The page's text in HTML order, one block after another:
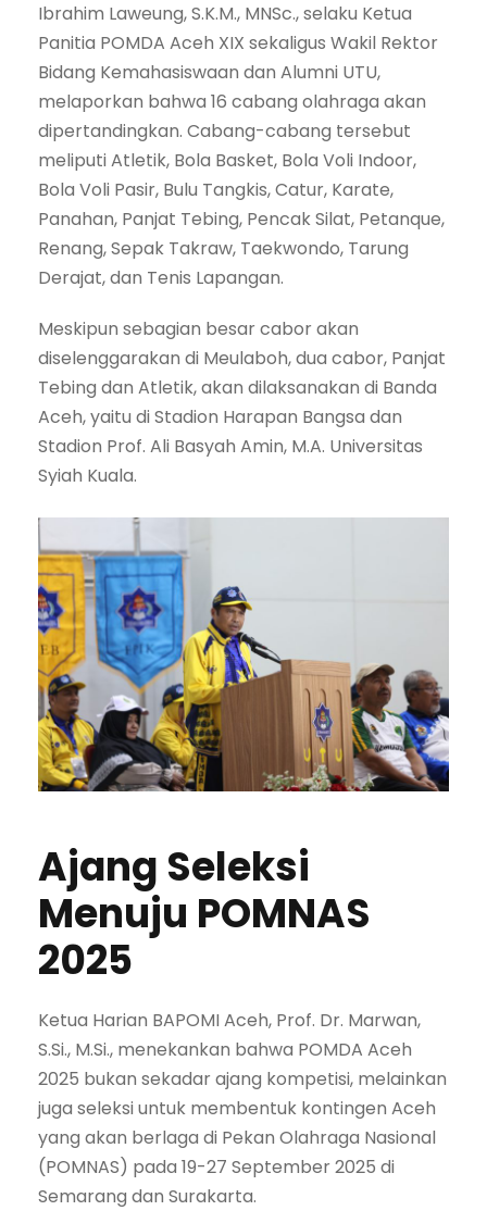
Ibrahim Laweung, S.K.M., MNSc., selaku Ketua
Panitia POMDA Aceh XIX sekaligus Wakil Rektor
Bidang Kemahasiswaan dan Alumni UTU,
melaporkan bahwa 16 cabang olahraga akan
dipertandingkan. Cabang-cabang tersebut
meliputi Atletik, Bola Basket, Bola Voli Indoor,
Bola Voli Pasir, Bulu Tangkis, Catur, Karate,
Panahan, Panjat Tebing, Pencak Silat, Petanque,
Renang, Sepak Takraw, Taekwondo, Tarung
Derajat, dan Tenis Lapangan.
Meskipun sebagian besar cabor akan
diselenggarakan di Meulaboh, dua cabor, Panjat
Tebing dan Atletik, akan dilaksanakan di Banda
Aceh, yaitu di Stadion Harapan Bangsa dan
Stadion Prof. Ali Basyah Amin, M.A. Universitas
Syiah Kuala.
Ajang Seleksi
Menuju POMNAS
2025
Ketua Harian BAPOMI Aceh, Prof. Dr. Marwan,
S.Si., M.Si., menekankan bahwa POMDA Aceh
2025 bukan sekadar ajang kompetisi, melainkan
juga seleksi untuk membentuk kontingen Aceh
yang akan berlaga di Pekan Olahraga Nasional
(POMNAS) pada 19-27 September 2025 di
Semarang dan Surakarta.